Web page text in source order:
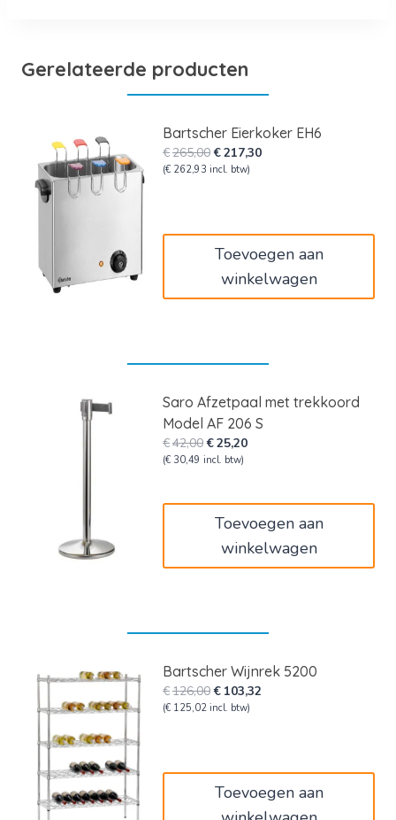
Gerelateerde producten
Bartscher Eierkoker EH6
€265,00Oorspronkelijke
prijs
€217,30Huidige
(€ 262,93 incl. btw)
Toevoegen aan
winkelwagen
Saro Afzetpaal met trekkoord
Model AF 206 S
€42,00Oorspronkelijke
prijs
€25,20Huidige
(€ 30,49 incl. btw)
Toevoegen aan
winkelwagen
Bartscher Wijnrek 5200
€126,00Oorspronkelijke
prijs
€ 103,32
(€ 125,02 incl. btw)
Toevoegen aan